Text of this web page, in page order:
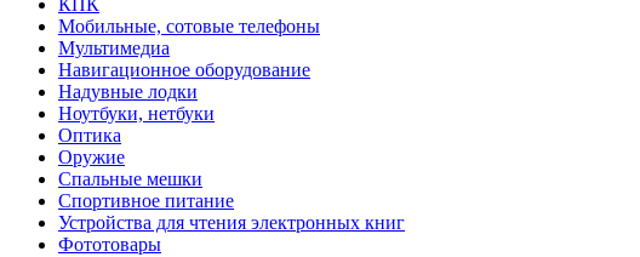
КПК
Мобильные, сотовые телефоны
Мультимедиа
Навигационное оборудование
Надувные лодки
Ноутбуки, нетбуки
Оптика
Оружие
Спальные мешки
Спортивное питание
Устройства для чтения электронных книг
Фототовары